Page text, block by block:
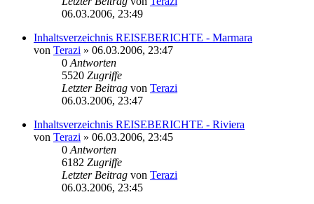
06.03.2006, 23:49
Inhaltsverzeichnis REISEBERICHTE - Marmara
von Terazi » 06.03.2006, 23:47
0 Antworten
5520 Zugriffe
Letzter Beitrag von Terazi
06.03.2006, 23:47
Inhaltsverzeichnis REISEBERICHTE - Riviera
von Terazi » 06.03.2006, 23:45
0 Antworten
6182 Zugriffe
Letzter Beitrag von Terazi
06.03.2006, 23:45